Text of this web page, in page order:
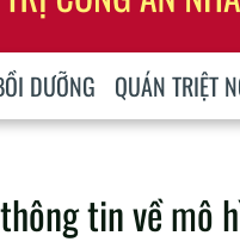
DƯỠNG QUÁN TRIỆT
tin về mô